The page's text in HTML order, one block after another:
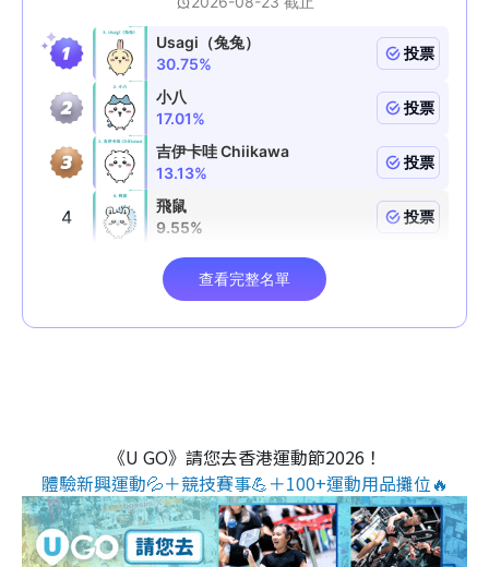
《U GO》請您去香港運動節2026！
體驗新興運動💦＋競技賽事💪＋100+運動用品攤位🔥